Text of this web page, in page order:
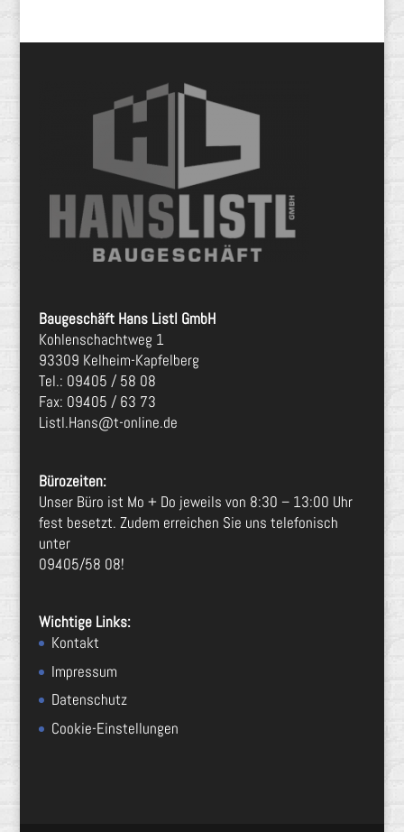
Baugeschäft Hans Listl GmbH
Kohlenschachtweg 1
93309 Kelheim-Kapfelberg
Tel.: 09405 / 58 08
Fax: 09405 / 63 73
Listl.Hans@t-online.de
Bürozeiten:
Unser Büro ist Mo + Do jeweils von 8:30 – 13:00 Uhr
fest besetzt. Zudem erreichen Sie uns telefonisch
unter
09405/58 08!
Wichtige Links:
Kontakt
Impressum
Datenschutz
Cookie-Einstellungen